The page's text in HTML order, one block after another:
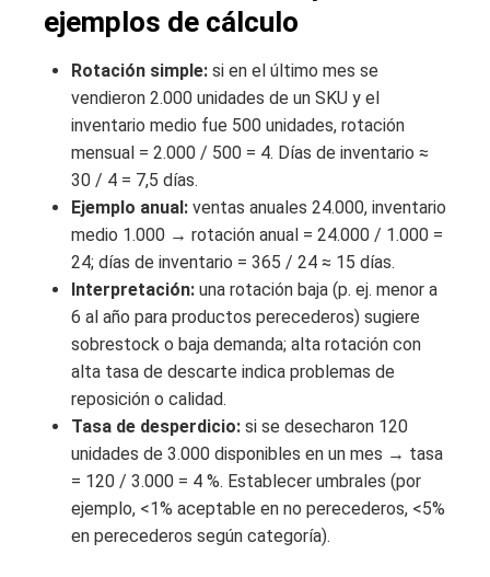
ejemplos de cálculo
Rotación simple: si en el último mes se
vendieron 2.000 unidades de un SKU y el
inventario medio fue 500 unidades, rotación
mensual = 2.000 / 500 = 4. Días de inventario ≈
30 / 4 = 7,5 días.
Ejemplo anual: ventas anuales 24.000, inventario
medio 1.000 → rotación anual = 24.000 / 1.000 =
24; días de inventario = 365 / 24 ≈ 15 días.
Interpretación: una rotación baja (p. ej. menor a
6 al año para productos perecederos) sugiere
sobrestock o baja demanda; alta rotación con
alta tasa de descarte indica problemas de
reposición o calidad.
Tasa de desperdicio: si se desecharon 120
unidades de 3.000 disponibles en un mes → tasa
= 120 / 3.000 = 4 %. Establecer umbrales (por
ejemplo, <1% aceptable en no perecederos, <5%
en perecederos según categoría).